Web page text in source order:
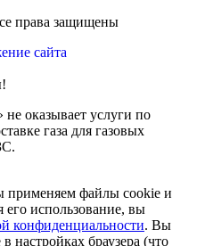
права защищены
сайта
оказывает услуги по
газа для газовых
применяем файлы cookie и
использование, вы
конфиденциальности. Вы
настройках браузера (что